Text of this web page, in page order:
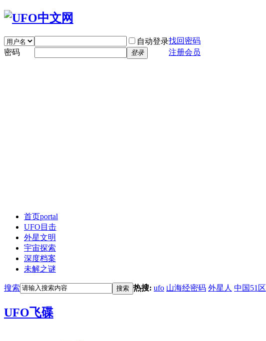
自动登录找回密码
密码
登录 注册会员
首页portal
UFO目击
外星文明
宇宙探索
深度档案
未解之谜
搜索 搜索 热搜: ufo 山海经密码 外星人 中国51区
UFO飞碟